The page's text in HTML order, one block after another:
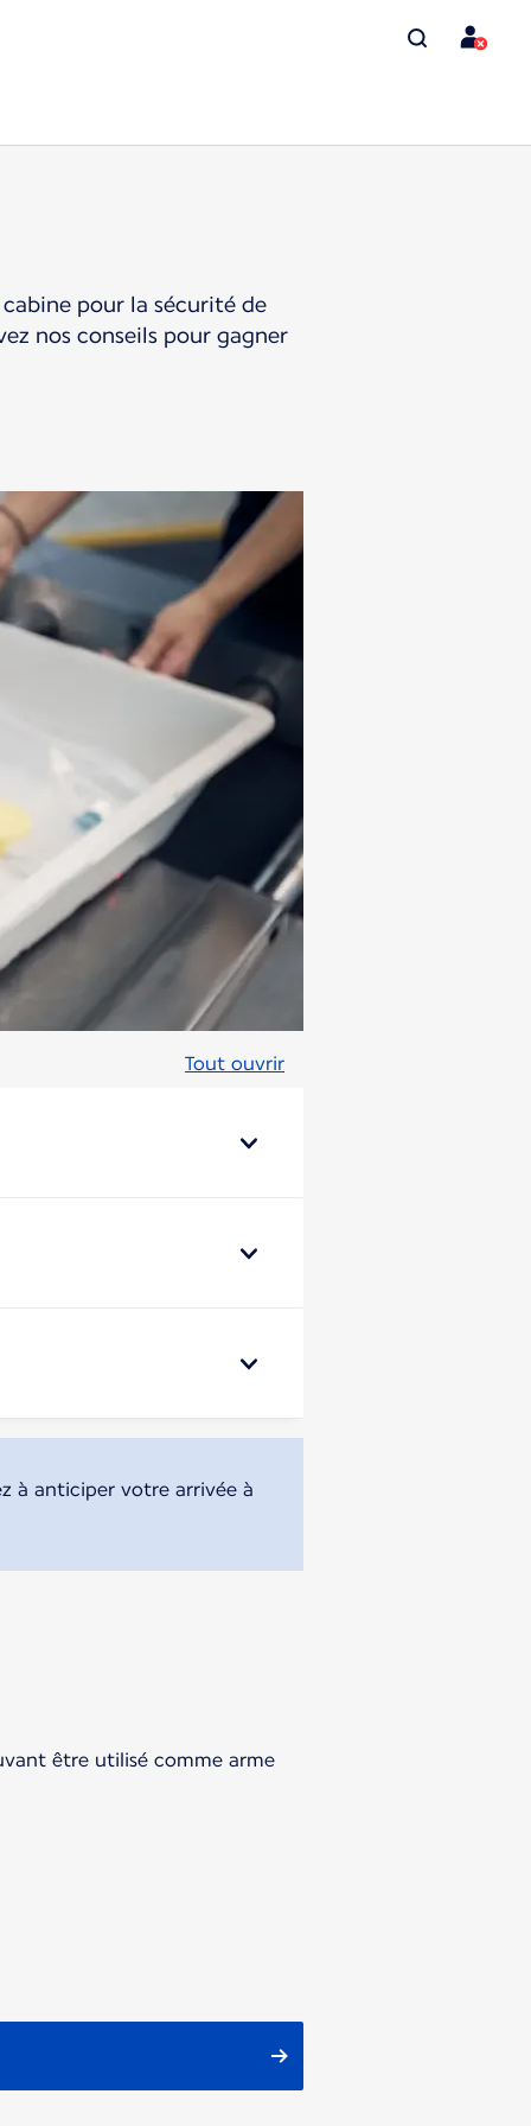
pour la sécurité de
nos conseils pour gagner
Tout ouvrir
à anticiper votre arrivée à
être utilisé comme arme